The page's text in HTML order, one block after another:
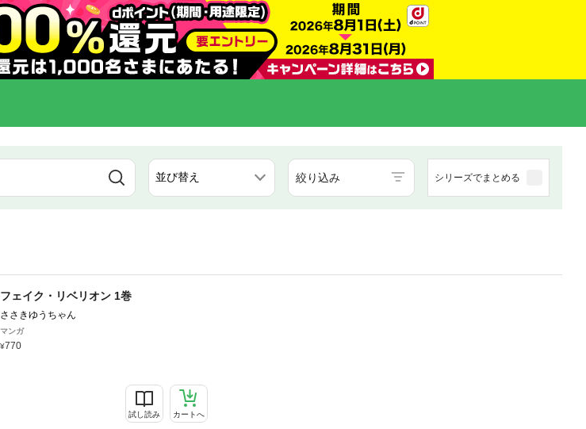
絞り込み シリーズでまとめる
フェイク・リベリオン 1巻
ささきゆうちゃん
マンガ
770
試し読み カートへ